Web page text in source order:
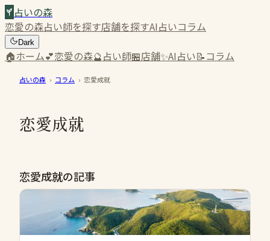
占いの森
恋愛の森占い師を探す店舗を探すAI占いコラム
Dark
🏠ホーム💕恋愛の森🔮占い師🏪店舗✨AI占い📝コラム
占いの森 › コラム › 恋愛成就
恋愛成就
恋愛成就の記事